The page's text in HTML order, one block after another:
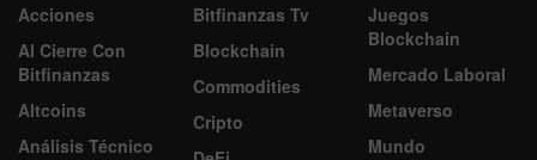
Acciones
Al Cierre Con
Bitfinanzas
Altcoins
Análisis Técnico
Bitfinanzas Tv
Blockchain
Commodities
Cripto
Juegos
Blockchain
Mercado Laboral
Metaverso
Mundo